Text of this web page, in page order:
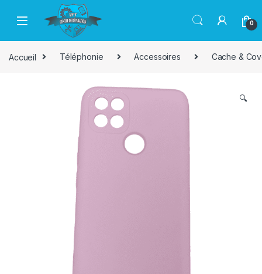
Passer à la navigation
Aller au contenu
0
Accueil Téléphonie Accessoires Cache &
🔍